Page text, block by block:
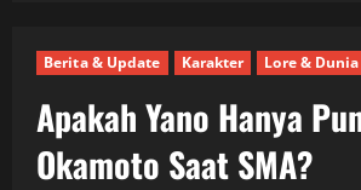
Berita & Update Karakter Lore & Dunia
Apakah Yano Hanya
Okamoto Saat SMA?